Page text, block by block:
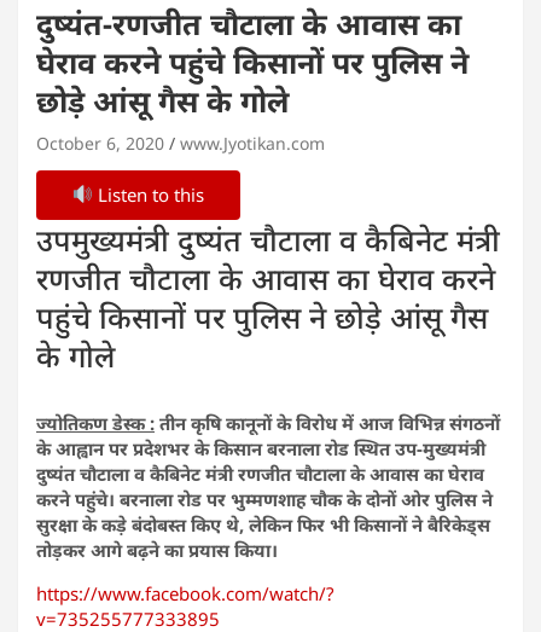
दुष्यंत-रणजीत चौटाला के आवास का
घेराव करने पहुंचे किसानों पर पुलिस ने
छोड़े आंसू गैस के गोले
October 6, 2020 www.Jyotikan.com
Listen to this
उपमुख्यमंत्री दुष्यंत चौटाला व कैबिनेट मंत्री
रणजीत चौटाला के आवास का घेराव करने
पहुंचे किसानों पर पुलिस ने छोड़े आंसू गैस
के गोले
ज्योतिकण डेस्क : तीन कृषि कानूनों के विरोध में आज विभिन्न संगठनों
के आह्वान पर प्रदेशभर के किसान बरनाला रोड स्थित उप-मुख्यमंत्री
दुष्यंत चौटाला व कैबिनेट मंत्री रणजीत चौटाला के आवास का घेराव
करने पहुंचे। बरनाला रोड पर भुम्मणशाह चौक के दोनों ओर पुलिस ने
सुरक्षा के कड़े बंदोबस्त किए थे, लेकिन फिर भी किसानों ने बैरिकेड्स
तोड़कर आगे बढ़ने का प्रयास किया।
https://www.facebook.com/watch/?
v=735255777333895